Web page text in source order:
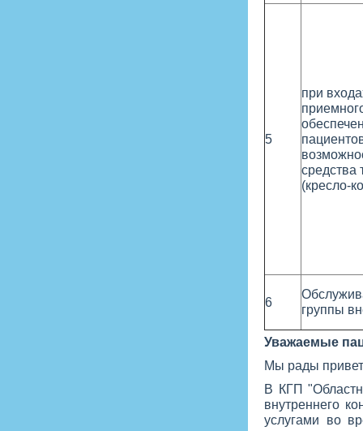
5
при
средства
(кресло-
6
группы
Уважаемые
Мы рады
В КГП
внутреннего
услугами во